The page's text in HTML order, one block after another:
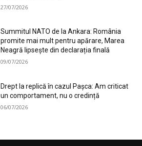
27/07/2026
Summitul NATO de la Ankara: România
promite mai mult pentru apărare, Marea
Neagră lipsește din declarația finală
09/07/2026
Drept la replică în cazul Pașca: Am criticat
un comportament, nu o credință
06/07/2026